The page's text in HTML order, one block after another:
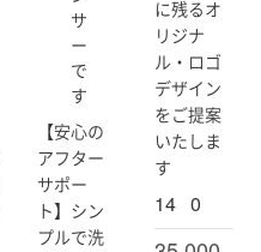
サ
ー
で
す
【安心の
アフター
サポー
ト】シン
プルで洗
)
に残るオ
リジナ
ル・ロゴ
デザイン
をご提案
いたしま
す
14 0